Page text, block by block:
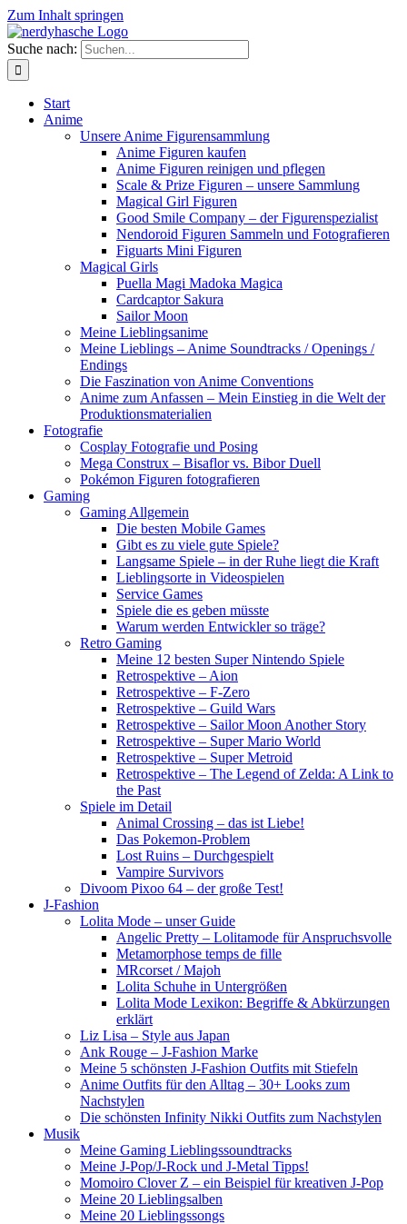
Zum Inhalt springen
Suche nach:
Start
Anime
Unsere Anime Figurensammlung
Anime Figuren kaufen
Anime Figuren reinigen und pflegen
Scale & Prize Figuren – unsere Sammlung
Magical Girl Figuren
Good Smile Company – der Figurenspezialist
Nendoroid Figuren Sammeln und Fotografieren
Figuarts Mini Figuren
Magical Girls
Puella Magi Madoka Magica
Cardcaptor Sakura
Sailor Moon
Meine Lieblingsanime
Meine Lieblings – Anime Soundtracks / Openings /
Endings
Die Faszination von Anime Conventions
Anime zum Anfassen – Mein Einstieg in die Welt der
Produktionsmaterialien
Fotografie
Cosplay Fotografie und Posing
Mega Construx – Bisaflor vs. Bibor Duell
Pokémon Figuren fotografieren
Gaming
Gaming Allgemein
Die besten Mobile Games
Gibt es zu viele gute Spiele?
Langsame Spiele – in der Ruhe liegt die Kraft
Lieblingsorte in Videospielen
Service Games
Spiele die es geben müsste
Warum werden Entwickler so träge?
Retro Gaming
Meine 12 besten Super Nintendo Spiele
Retrospektive – Aion
Retrospektive – F-Zero
Retrospektive – Guild Wars
Retrospektive – Sailor Moon Another Story
Retrospektive – Super Mario World
Retrospektive – Super Metroid
Retrospektive – The Legend of Zelda: A Link to
the Past
Spiele im Detail
Animal Crossing – das ist Liebe!
Das Pokemon-Problem
Lost Ruins – Durchgespielt
Vampire Survivors
Divoom Pixoo 64 – der große Test!
J-Fashion
Lolita Mode – unser Guide
Angelic Pretty – Lolitamode für Anspruchsvolle
Metamorphose temps de fille
MRcorset / Majoh
Lolita Schuhe in Untergrößen
Lolita Mode Lexikon: Begriffe & Abkürzungen
erklärt
Liz Lisa – Style aus Japan
Ank Rouge – J-Fashion Marke
Meine 5 schönsten J-Fashion Outfits mit Stiefeln
Anime Outfits für den Alltag – 30+ Looks zum
Nachstylen
Die schönsten Infinity Nikki Outfits zum Nachstylen
Musik
Meine Gaming Lieblingssoundtracks
Meine J-Pop/J-Rock und J-Metal Tipps!
Momoiro Clover Z – ein Beispiel für kreativen J-Pop
Meine 20 Lieblingsalben
Meine 20 Lieblingssongs